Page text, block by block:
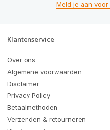
Meld je aan
Klantenservice
Over ons
Algemene voorwaarden
Disclaimer
Privacy Policy
Betaalmethoden
Verzenden & retourneren